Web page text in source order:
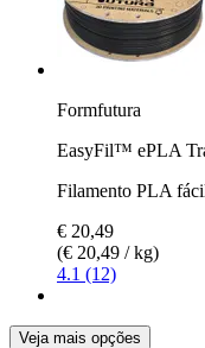
Formfutura
EasyFil™ ePLA
Filamento PLA
€ 20,49
(€ 20,49 / kg)
4.1 (12)
Veja mais opções